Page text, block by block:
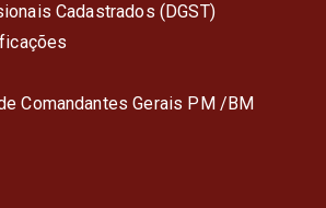
Cadastrados (DGST)
Comandantes Gerais PM /BM